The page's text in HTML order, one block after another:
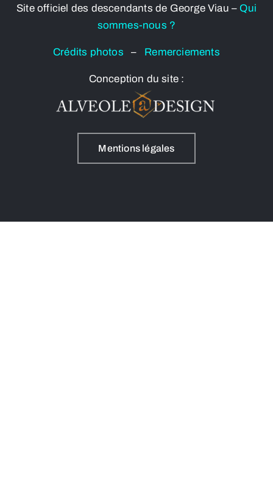
Site officiel des descendants de George Viau – Qui
sommes-nous ?
Crédits photos– Remerciements
Conception du site :
Mentions légales